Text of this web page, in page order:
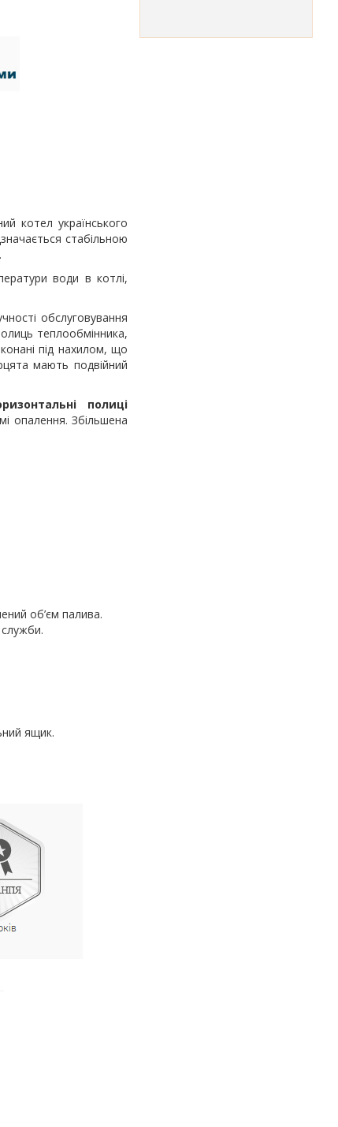
котел українського
стабільною
води в котлі,
обслуговування
теплообмінника,
під нахилом, що
мають подвійний
полиці
опалення. Збільшена
об’єм палива.
ящик.